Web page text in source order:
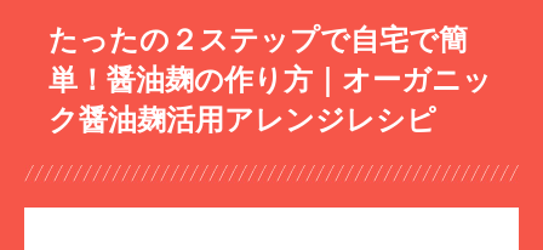
たったの２ステップで自宅で簡
単！醤油麹の作り方｜オーガニッ
ク醤油麹活用アレンジレシピ